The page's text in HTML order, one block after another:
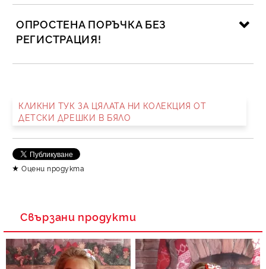
ОПРОСТЕНА ПОРЪЧКА БЕЗ
РЕГИСТРАЦИЯ!
Ние ще се свържем с вас в рамките на работния ден.
КЛИКНИ ТУК ЗА ЦЯЛАТА НИ КОЛЕКЦИЯ ОТ
ДЕТСКИ ДРЕШКИ В БЯЛО
Оцени продукта
Свързани продукти